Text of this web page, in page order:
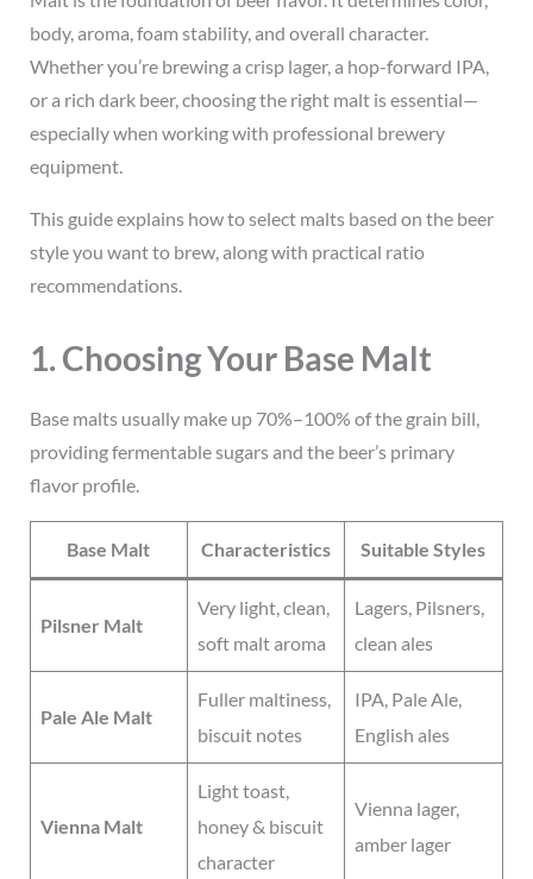
body, aroma, foam stability, and overall character.
Whether you’re brewing a crisp lager, a hop-forward IPA,
or a rich dark beer, choosing the right malt is essential—
especially when working with professional brewery
equipment.
This guide explains how to select malts based on the beer
style you want to brew, along with practical ratio
recommendations.
1. Choosing Your Base Malt
Base malts usually make up 70%–100% of the grain bill,
providing fermentable sugars and the beer’s primary
flavor profile.
Base Malt Characteristics Suitable Styles
Pilsner Malt
Very light, clean,
soft malt aroma
Lagers, Pilsners,
clean ales
Pale Ale Malt
Fuller maltiness,
biscuit notes
IPA, Pale Ale,
English ales
Vienna Malt
Light toast,
honey & biscuit
character
Vienna lager,
amber lager